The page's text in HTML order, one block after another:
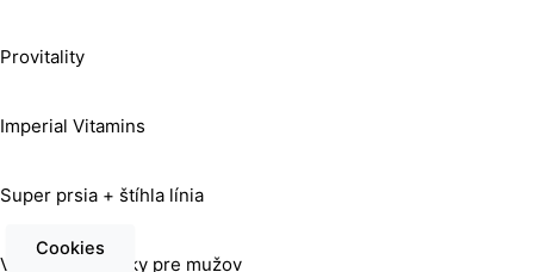
Provitality
Imperial Vitamins
Super prsia + štíhla línia
Výživové doplnky pre mužov
Cookies